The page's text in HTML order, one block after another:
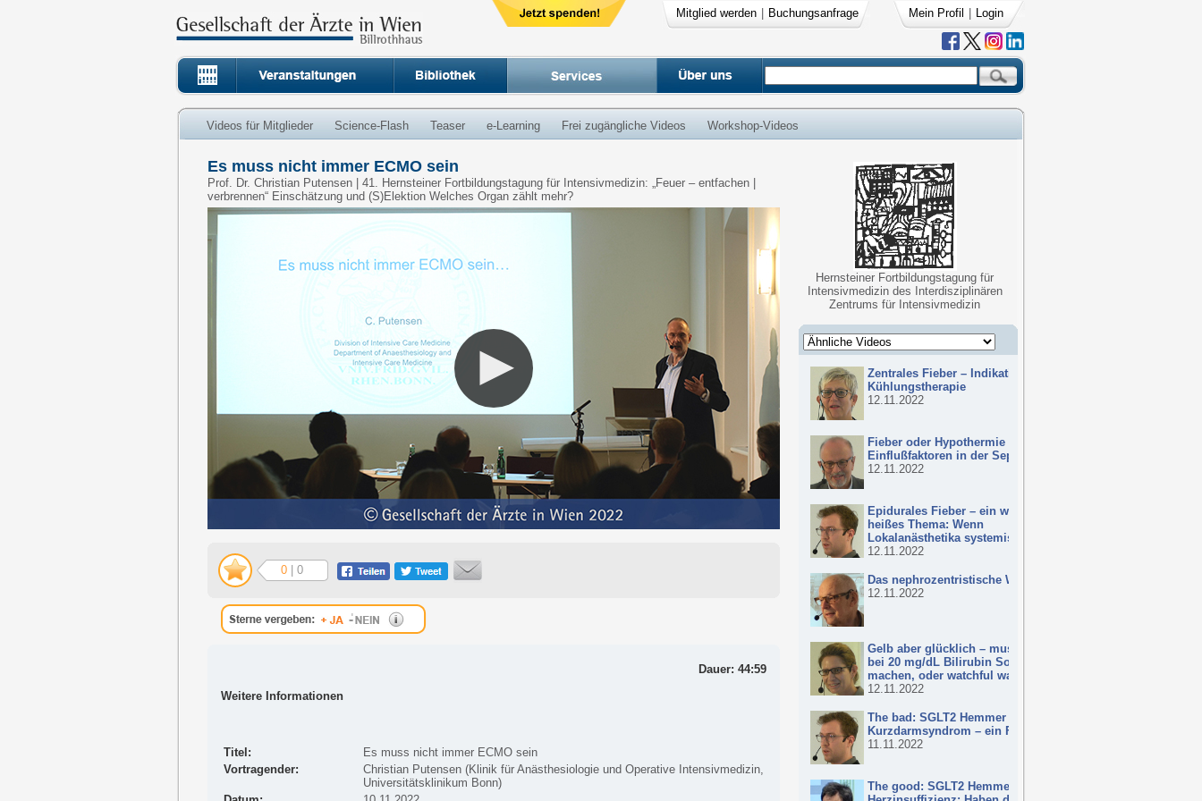
Mitglied werden Buchungsanfrage Mein Profil Login
Videos für Mitglieder Science-Flash Teaser e-Learning Frei zugängliche Videos Workshop-Videos
Hernsteiner Fortbildungstagung für
Intensivmedizin des Interdisziplinären
Zentrums für Intensivmedizin
Zentrales Fieber – Indikationen zur
Kühlungstherapie
12.11.2022
Fieber oder Hypothermie –
Einflußfaktoren in der Sepsis
12.11.2022
Epidurales Fieber – ein wirklich
heißes Thema: Wenn
Lokalanästhetika systemisch wirken!
12.11.2022
Das nephrozentristische Weltbild
12.11.2022
Gelb aber glücklich – muss ich mir
bei 20 mg/dL Bilirubin Sorgen
machen, oder watchful waiting?
12.11.2022
The bad: SGLT2 Hemmer und
Kurzdarmsyndrom – ein Fall
11.11.2022
The good: SGLT2 Hemmer in der
Es muss nicht immer ECMO sein
Prof. Dr. Christian Putensen | 41. Hernsteiner Fortbildungstagung für Intensivmedizin: „Feuer – entfachen |
verbrennen“ Einschätzung und (S)Elektion Welches Organ zählt mehr?
0 | 0
Dauer: 44:59
Weitere Informationen
Titel:
Es muss nicht immer ECMO sein
Vortragender:
Christian Putensen (Klinik für Anästhesiologie und Operative Intensivmedizin,
Universitätsklinikum Bonn)